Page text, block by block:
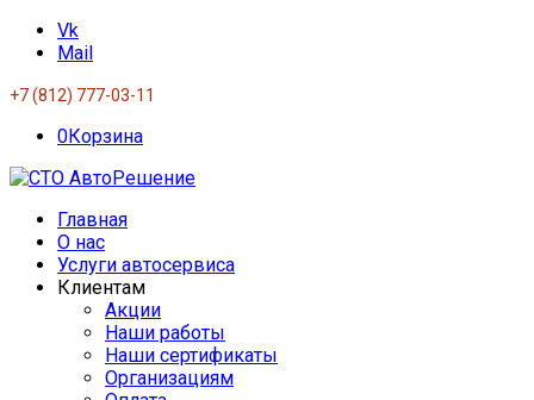
Vk
Mail
+7 (812) 777-03-11
0Корзина
Главная
О нас
Услуги автосервиса
Клиентам
Акции
Наши работы
Наши сертификаты
Организациям